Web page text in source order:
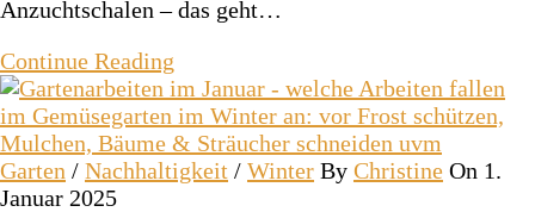
Anzuchtschalen – das geht…
Continue Reading
Garten / Nachhaltigkeit / Winter By Christine On 1.
Januar 2025